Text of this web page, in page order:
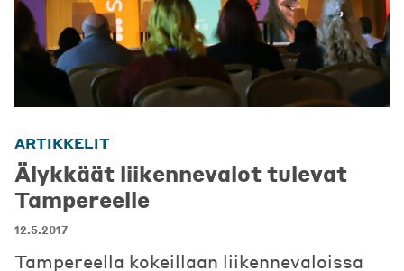
ARTIKKELIT
Älykkäät liikennevalot tulevat
Tampereelle
12.5.2017
Tampereella kokeillaan liikennevaloissa